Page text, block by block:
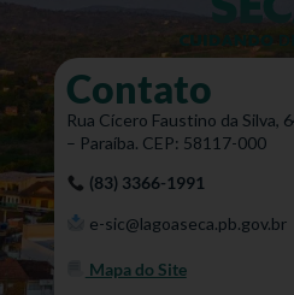
Contato
Rua Cícero Faustino da Silva,
– Paraíba. CEP: 58117-000
(83) 3366-1991
e-sic@lagoaseca.pb.gov.br
Mapa do Site